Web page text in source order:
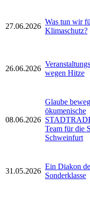
27.06.2026
Was tun wir
Klimaschutz?
26.06.2026
wegen Hitze
08.06.2026
Glaube
ökumenische
Team für die
Schweinfurt
31.05.2026
Ein Diakon
Sonderklasse